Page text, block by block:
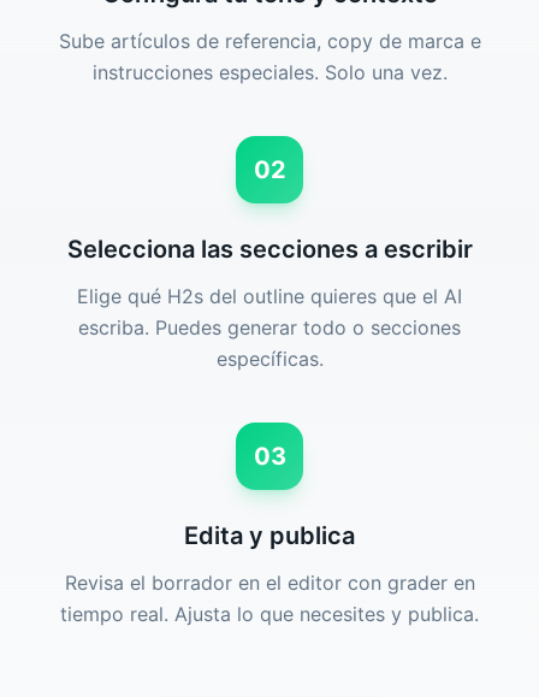
Sube artículos de referencia, copy de marca e
instrucciones especiales. Solo una vez.
02
Selecciona las secciones a escribir
Elige qué H2s del outline quieres que el AI
escriba. Puedes generar todo o secciones
específicas.
03
Edita y publica
Revisa el borrador en el editor con grader en
tiempo real. Ajusta lo que necesites y publica.